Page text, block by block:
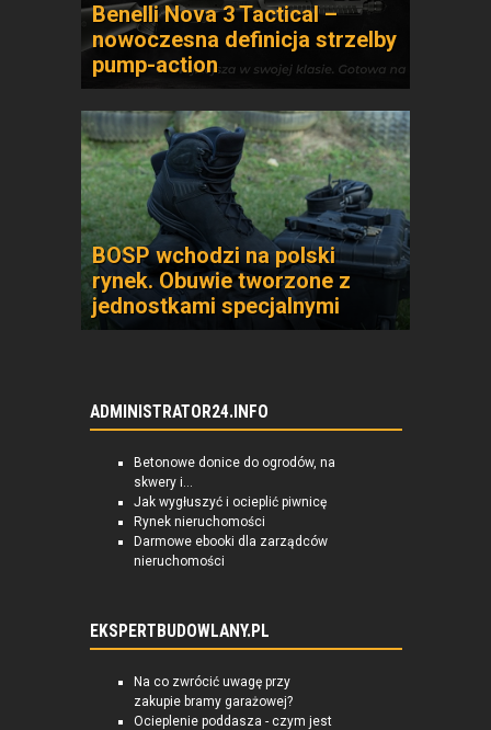
Benelli Nova 3 Tactical –
nowoczesna definicja strzelby
pump-action
BOSP wchodzi na polski
rynek. Obuwie tworzone z
jednostkami specjalnymi
ADMINISTRATOR24.INFO
Betonowe donice do ogrodów, na
skwery i...
Jak wygłuszyć i ocieplić piwnicę
Rynek nieruchomości
Darmowe ebooki dla zarządców
nieruchomości
EKSPERTBUDOWLANY.PL
Na co zwrócić uwagę przy
zakupie bramy garażowej?
Ocieplenie poddasza - czym jest